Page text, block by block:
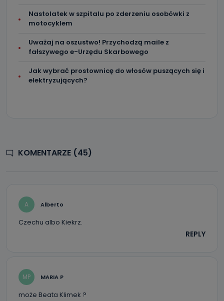
Nastolatek w szpitalu po zderzeniu osobówki z
motocyklem
Uważaj na oszustwo! Przychodzą maile z
fałszywego e-Urzędu Skarbowego
Jak wybrać prostownicę do włosów puszących się i
elektryzujących?
KOMENTARZE (45)
A Alberto
Czechu albo Kiekrz.
REPLY
MP MARIA P
może Beata Klimek ?